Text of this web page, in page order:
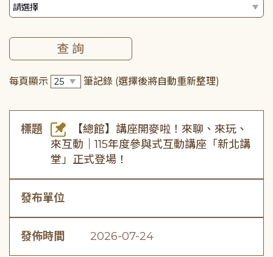
每頁顯示 筆記錄 (選擇後將自動重新整理)
標題
【總館】講座開麥啦！來聊、來玩、
來互動｜115年度參與式互動講座「新北講
堂」正式登場！
發布單位
發佈時間 2026-07-24